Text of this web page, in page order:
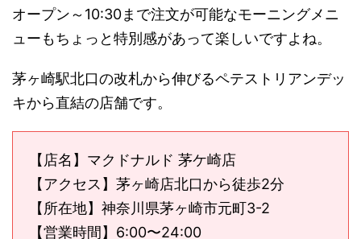
オープン～10:30まで注文が可能なモーニングメニ
ューもちょっと特別感があって楽しいですよね。
茅ヶ崎駅北口の改札から伸びるペテストリアンデッ
キから直結の店舗です。
【店名】マクドナルド 茅ケ崎店
【アクセス】茅ヶ崎店北口から徒歩2分
【所在地】神奈川県茅ヶ崎市元町3-2
【営業時間】6:00〜24:00